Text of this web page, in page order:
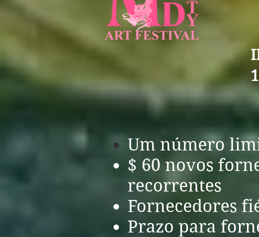
Um número
$ 60 novos
recorrentes
Fornecedores
Prazo para